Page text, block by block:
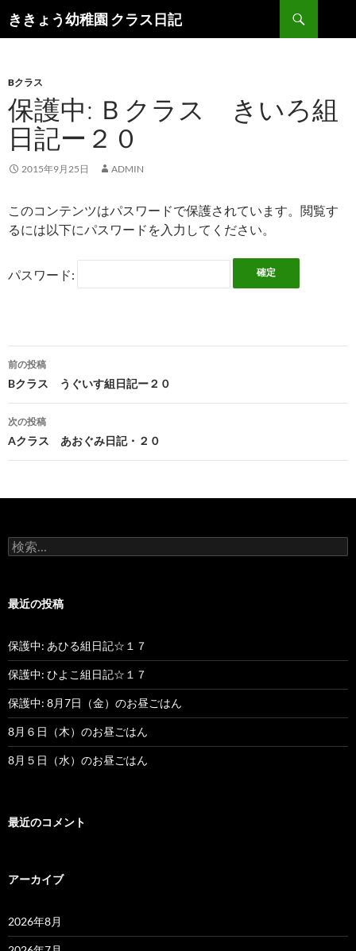
ききょう幼稚園 クラス日記
索
ン
ツ
へ
ス
キ
ッ
Bクラス
保護中: Ｂクラス きいろ組
日記ー２０
2015年9月25日 ADMIN
このコンテンツはパスワードで保護されています。閲覧す
るには以下にパスワードを入力してください。
パスワード:
投
稿
ナ
ゲ
シ
ン
前の投稿
Bクラス うぐいす組日記ー２０
次の投稿
Aクラス あおぐみ日記・２０
検
索
最近の投稿
保護中: あひる組日記☆１７
保護中: ひよこ組日記☆１７
保護中: 8月7日（金）のお昼ごはん
8月６日（木）のお昼ごはん
8月５日（水）のお昼ごはん
最近のコメント
アーカイブ
2026年8月